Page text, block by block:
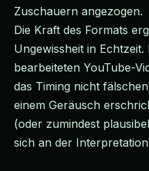
Zuschauern angezogen.
Die Kraft des Formats
Ungewissheit in
bearbeiteten YouTube-
das Timing nicht
einem Geräusch
(oder zumindest
sich an der